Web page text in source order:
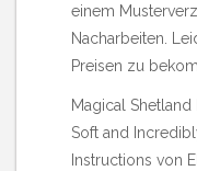
einem
Nacharbeiten.
Preisen zu
Magical Shetland
Soft and
Instructions von